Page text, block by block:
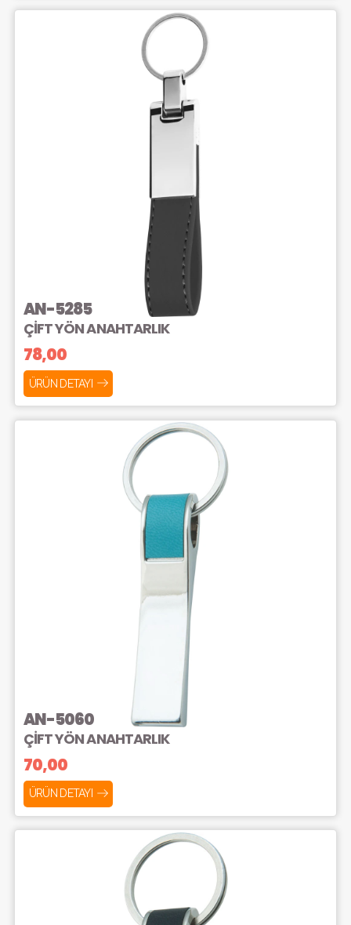
AN-5285
ÇİFT YÖN ANAHTARLIK
78,00
ÜRÜN DETAYI
AN-5060
ÇİFT YÖN ANAHTARLIK
70,00
ÜRÜN DETAYI